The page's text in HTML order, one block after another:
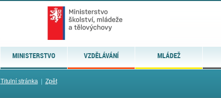
MINISTERSTVO VZDĚLÁVÁNÍ MLÁDEŽ
Titulní stránka| Zpět